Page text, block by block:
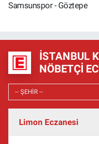
Samsunspor - Göztepe
İSTANBUL
NÖBETÇI
Limon Eczanesi